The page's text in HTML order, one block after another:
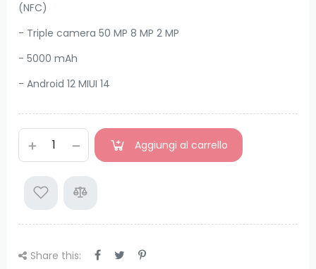
(NFC)
- Triple camera 50 MP 8 MP 2 MP
- 5000 mAh
- Android 12 MIUI 14
Aggiungi al carrello
Share this: